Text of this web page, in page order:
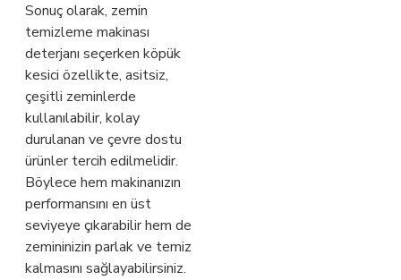
Sonuç olarak, zemin
temizleme makinası
deterjanı seçerken köpük
kesici özellikte, asitsiz,
çeşitli zeminlerde
kullanılabilir, kolay
durulanan ve çevre dostu
ürünler tercih edilmelidir.
Böylece hem makinanızın
performansını en üst
seviyeye çıkarabilir hem de
zemininizin parlak ve temiz
kalmasını sağlayabilirsiniz.